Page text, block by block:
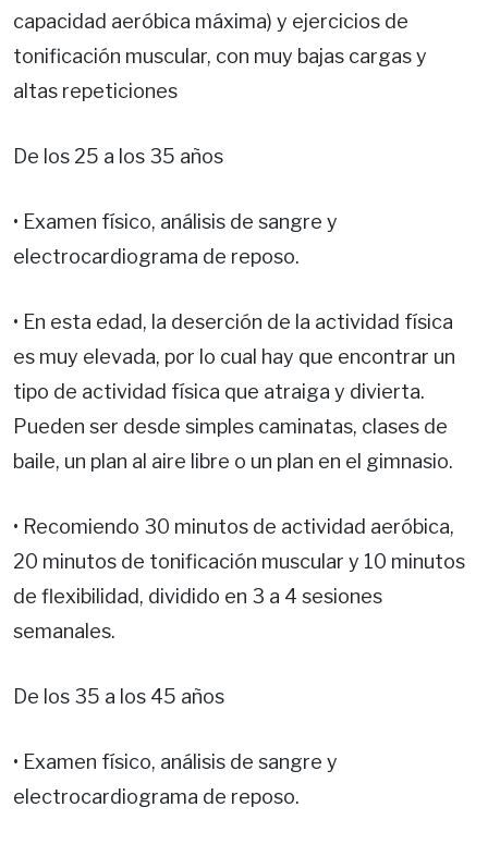
capacidad aeróbica máxima) y ejercicios de
tonificación muscular, con muy bajas cargas y
altas repeticiones
De los 25 a los 35 años
• Examen físico, análisis de sangre y
electrocardiograma de reposo.
• En esta edad, la deserción de la actividad física
es muy elevada, por lo cual hay que encontrar un
tipo de actividad física que atraiga y divierta.
Pueden ser desde simples caminatas, clases de
baile, un plan al aire libre o un plan en el gimnasio.
• Recomiendo 30 minutos de actividad aeróbica,
20 minutos de tonificación muscular y 10 minutos
de flexibilidad, dividido en 3 a 4 sesiones
semanales.
De los 35 a los 45 años
• Examen físico, análisis de sangre y
electrocardiograma de reposo.